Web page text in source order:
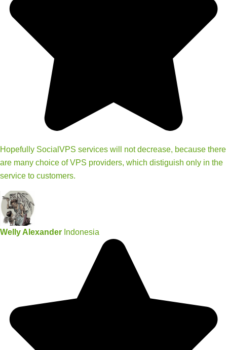
Hopefully SocialVPS services will not decrease, because there
are many choice of VPS providers, which distiguish only in the
service to customers.
Welly Alexander Indonesia